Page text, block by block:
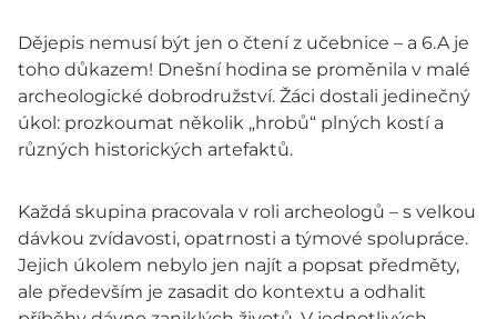
Dějepis nemusí být jen o čtení z učebnice – a 6.A je
toho důkazem! Dnešní hodina se proměnila v malé
archeologické dobrodružství. Žáci dostali jedinečný
úkol: prozkoumat několik „hrobů“ plných kostí a
různých historických artefaktů.
Každá skupina pracovala v roli archeologů – s velkou
dávkou zvídavosti, opatrnosti a týmové spolupráce.
Jejich úkolem nebylo jen najít a popsat předměty,
ale především je zasadit do kontextu a odhalit